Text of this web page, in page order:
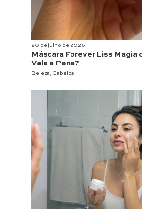
20 de julho de 2026
Máscara Forever Liss Magia
Vale a Pena?
Beleza , Cabelos